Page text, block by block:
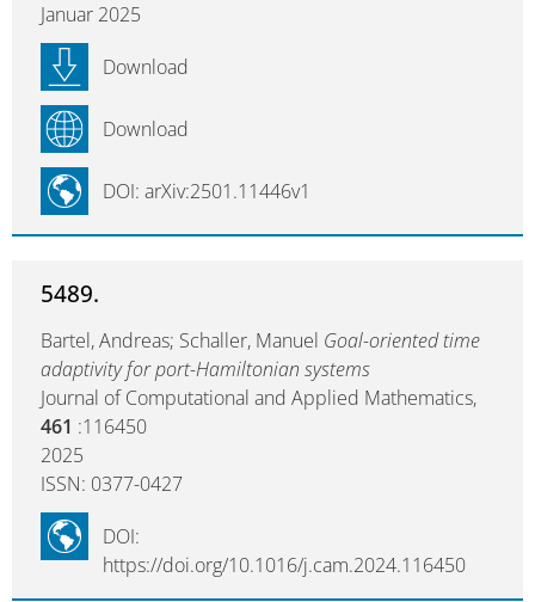
Januar 2025
DOI: arXiv:2501.11446v1
Download
Download
5489.
Bartel, Andreas; Schaller, Manuel Goal-oriented time
adaptivity for port-Hamiltonian systems
Journal of Computational and Applied Mathematics,
461 :116450
2025
ISSN: 0377-0427
DOI:
https://doi.org/10.1016/j.cam.2024.116450